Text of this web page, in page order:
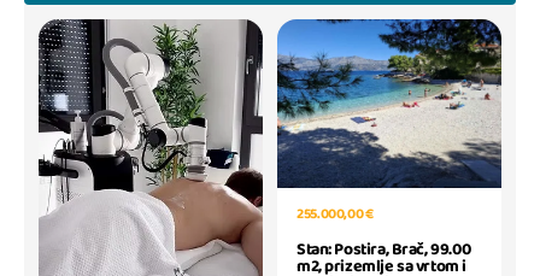
255.000,00 €
Stan: Postira, Brač, 99.00
m2, prizemlje sa vrtom i